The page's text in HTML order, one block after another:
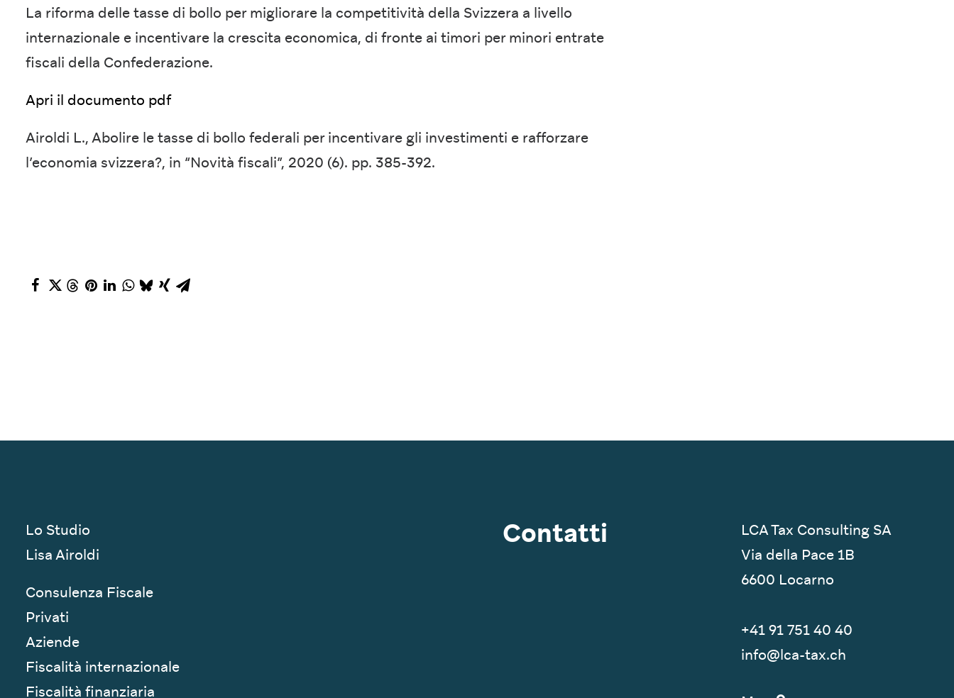
La riforma delle tasse di bollo per migliorare la competitività della Svizzera a livello
internazionale e incentivare la crescita economica, di fronte ai timori per minori entrate
fiscali della Confederazione.
Apri il documento pdf
Airoldi L., Abolire le tasse di bollo federali per incentivare gli investimenti e rafforzare
l’economia svizzera?, in “Novità fiscali”, 2020 (6). pp. 385-392.
Lo Studio
Lisa Airoldi
Consulenza Fiscale
Privati
Aziende
Fiscalità internazionale
Fiscalità finanziaria
Contatti
LCA Tax Consulting SA
Via della Pace 1B
6600 Locarno
+41 91 751 40 40‬
info@lca-tax.ch